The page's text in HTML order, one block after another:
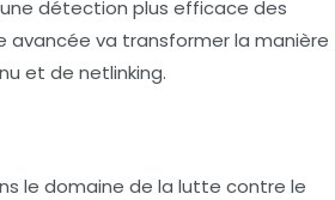
détection plus efficace des
avancée va transformer la manière
et de netlinking.
le domaine de la lutte contre le